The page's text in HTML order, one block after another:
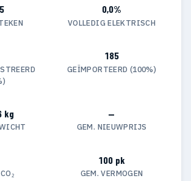
0,0%
VOLLEDIG ELEKTRISCH
185
GEÏMPORTEERD (100%)
kg —
GEM. NIEUWPRIJS
100 pk
GEM. VERMOGEN